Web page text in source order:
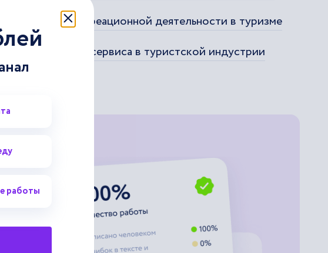
и понятие рекреационной деятельности в туризме
гостиничного сервиса в туристской индустрии
работы